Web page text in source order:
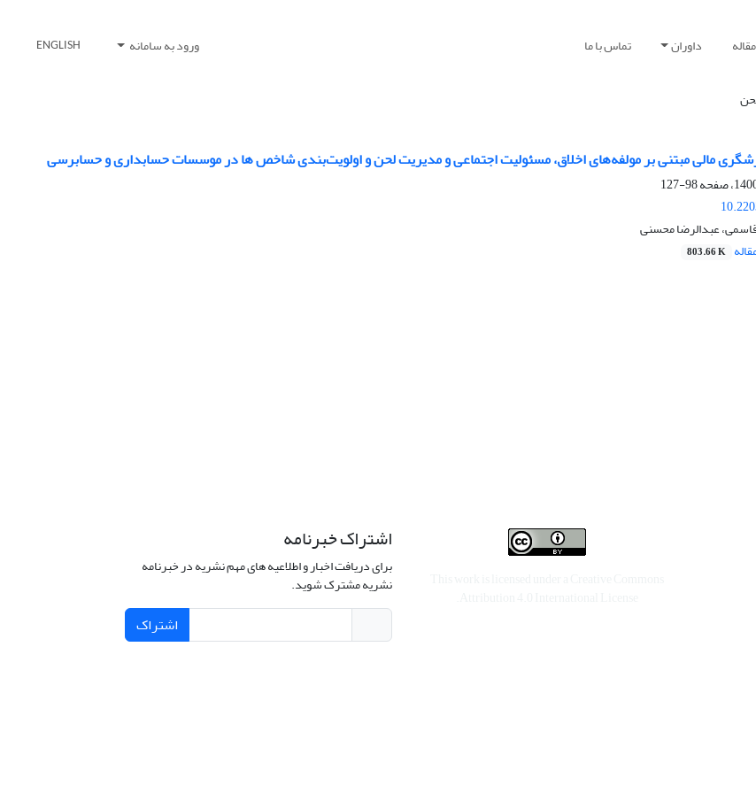
داوران تماس با ما ورود به سامانه ENGLISH
مالی مبتنی بر مولفه‌های اخلاق، مسئولیت اجتماعی و مدیریت لحن و اولویت‌بندی شاخص ها در موسسات حسابداری و حسابرسی
98-127
عبدالرضا محسنی
803.66 K
اشتراک خبرنامه
برای دریافت اخبار و اطلاعیه های مهم نشریه در خبرنامه
نشریه مشترک شوید.
اشتراک